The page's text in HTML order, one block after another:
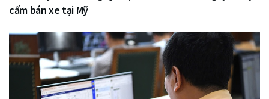
cấm bán xe tại Mỹ